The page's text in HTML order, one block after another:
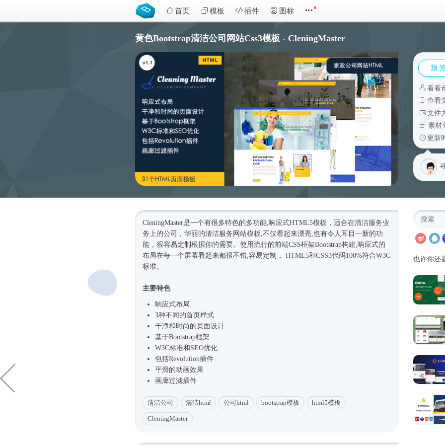
首页 模板 插件 图标
黄色Bootstrap清洁公司网站Css3模板 - CleningMaster
预
看看
查看
文件
素材
更新
CleningMaster是一个有很多特色的多功能,响应式HTML5模板 ，适合在清洁服务业
务上的公司，华丽的清洁服务 网站模板 ,不仅看起来漂亮,也有令人耳目一新的功
能，很容易定制根据你的需要。使用流行的前端CSS框架Bootstrap构建,响应式的
布局在每一个屏幕看起来都很不错,容易定制， HTML5和CSS3代码100%符合W3C
标准。
主要特色
响应式布局
3种不同的首页样式
干净和 时尚 的页面设计
基于Bootstrap框架
W3C标准和SEO优化
包括Revolution插件
平滑的动画效果
画廊过滤插件
清洁公司 清洁html 公司html bootstrap模板 html5模板
CleningMaster
也许你还